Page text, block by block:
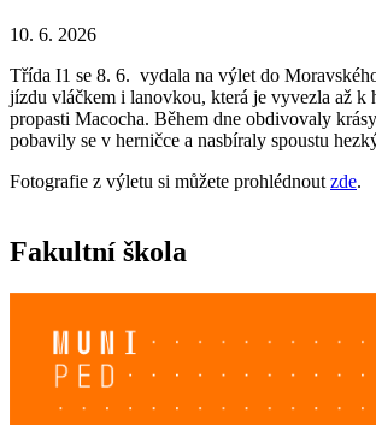
10. 6. 2026
Třída I1 se 8. 6. vydala na výlet do
jízdu vláčkem i lanovkou, která je vyvezla až k
propasti Macocha. Během dne obdivovaly
pobavily se v herničce a nasbíraly spoustu
Fotografie z výletu si můžete prohlédnout zde.
Fakultní škola